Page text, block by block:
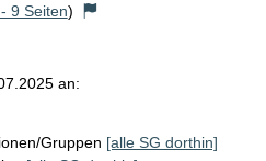
9 Seiten)
an:
Gruppen [alle SG dorthin]